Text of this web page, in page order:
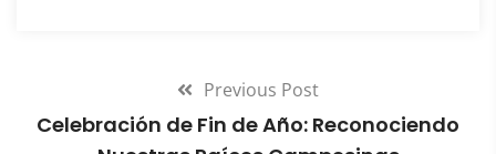
Previous Post
Celebración de Fin de Año: Reconociendo